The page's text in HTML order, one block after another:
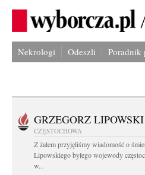
Nekrologi Odeszli Poradnik
GRZEGORZ LIPOWSKI
CZĘSTOCHOWA
Z żalem przyjęliśmy wiadomość o
Lipowskiego byłego wojewody
w...